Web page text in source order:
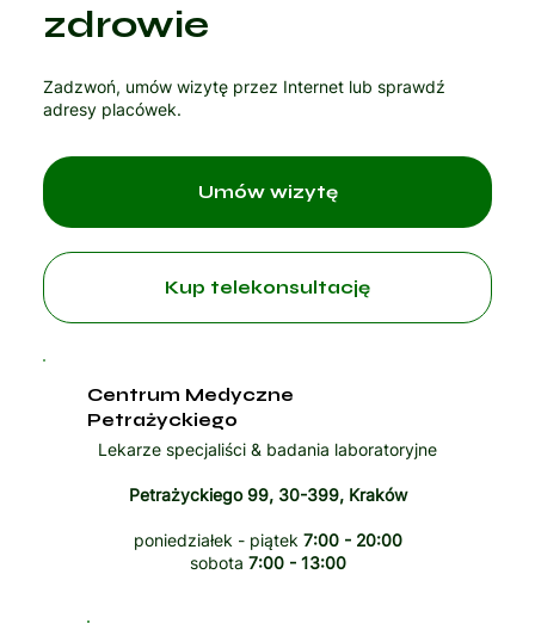
zdrowie
Zadzwoń, umów wizytę przez Internet lub sprawdź
adresy placówek.
Kup telekonsultację
Centrum Medyczne
Petrażyckiego
Lekarze specjaliści & badania laboratoryjne
Petrażyckiego 99, 30-399, Kraków
poniedziałek - piątek 7:00 - 20:00
sobota 7:00 - 13:00
Umów wizytę